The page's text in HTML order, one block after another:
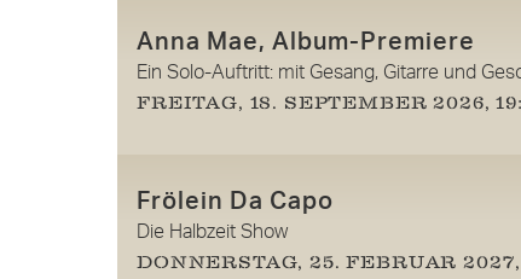
Anna Mae, Album-Premiere
Ein Solo-Auftritt: mit Gesang, Gitarre und
FREITAG, 18. SEPTEMBER 2026,
Frölein Da Capo
Die Halbzeit Show
DONNERSTAG, 25. FEBRUAR